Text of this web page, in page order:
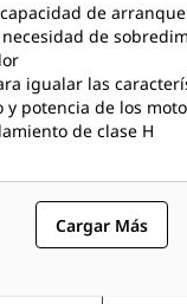
de
de
igualar las
potencia de los
de clase H
Cargar Más